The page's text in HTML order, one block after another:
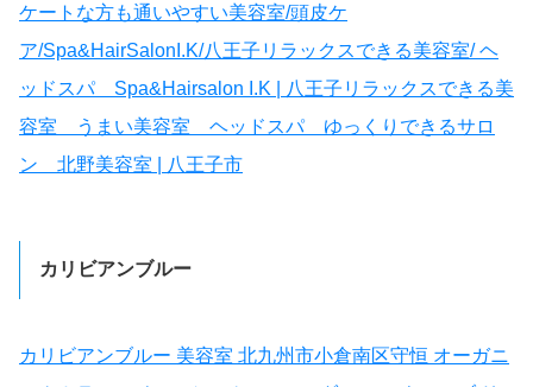
ケートな方も通いやすい美容室/頭皮ケ
ア/Spa&HairSalonI.K/八王子リラックスできる美容室/ ヘ
ッドスパ Spa&Hairsalon I.K | 八王子リラックスできる美
容室 うまい美容室 ヘッドスパ ゆっくりできるサロ
ン 北野美容室 | 八王子市
カリビアンブルー
カリビアンブルー 美容室 北九州市小倉南区守恒 オーガニ